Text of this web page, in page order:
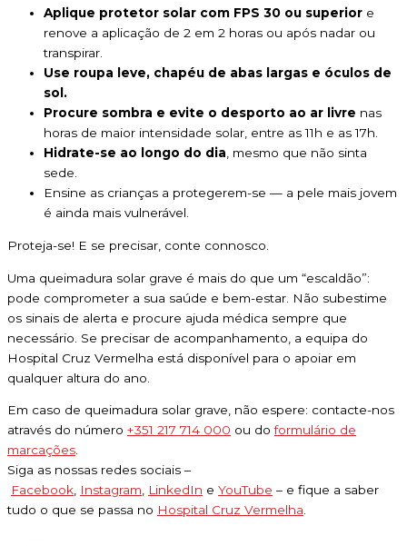
Aplique protetor solar com FPS 30 ou superior e
renove a aplicação de 2 em 2 horas ou após nadar ou
transpirar.
Use roupa leve, chapéu de abas largas e óculos de
sol.
Procure sombra e evite o desporto ao ar livre nas
horas de maior intensidade solar, entre as 11h e as 17h.
Hidrate-se ao longo do dia, mesmo que não sinta
sede.
Ensine as crianças a protegerem-se — a pele mais jovem
é ainda mais vulnerável.
Proteja-se! E se precisar, conte connosco.
Uma queimadura solar grave é mais do que um “escaldão”:
pode comprometer a sua saúde e bem-estar. Não subestime
os sinais de alerta e procure ajuda médica sempre que
necessário. Se precisar de acompanhamento, a equipa do
Hospital Cruz Vermelha está disponível para o apoiar em
qualquer altura do ano.
Em caso de queimadura solar grave, não espere: contacte-nos
através do número +351 217 714 000 ou doformulário de
marcações.
Siga as nossas redes sociais –
Facebook, Instagram, LinkedIn e YouTube – e fique a saber
tudo o que se passa no Hospital Cruz Vermelha.